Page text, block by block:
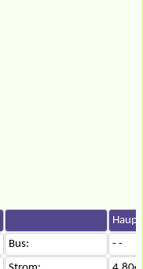
Bus:
- -